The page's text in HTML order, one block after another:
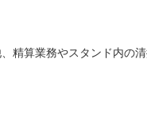
精算業務やスタンド内の清